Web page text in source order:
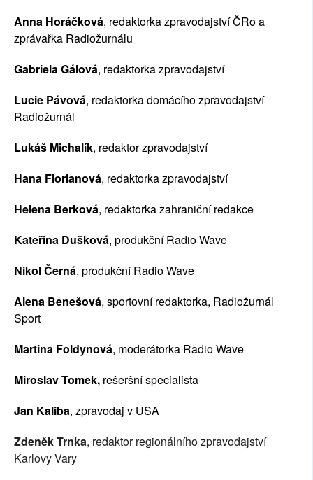
Anna Horáčková, redaktorka zpravodajství ČRo a
zprávařka Radiožurnálu
Gabriela Gálová, redaktorka zpravodajství
Lucie Pávová, redaktorka domácího zpravodajství
Radiožurnál
Lukáš Michalík, redaktor zpravodajství
Hana Florianová, redaktorka zpravodajství
Helena Berková, redaktorka zahraniční redakce
Kateřina Dušková, produkční Radio Wave
Nikol Černá, produkční Radio Wave
Alena Benešová, sportovní redaktorka, Radiožurnál
Sport
Martina Foldynová, moderátorka Radio Wave
Miroslav Tomek, rešeršní specialista
Jan Kaliba, zpravodaj v USA
Zdeněk Trnka, redaktor regionálního zpravodajství
Karlovy Vary